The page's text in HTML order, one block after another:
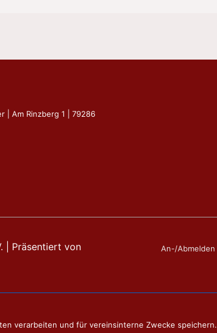
| Am Rinzberg 1 | 79286
| Präsentiert von
Footer-
An-/Abmelden
verarbeiten und für vereinsinterne Zwecke speichern.